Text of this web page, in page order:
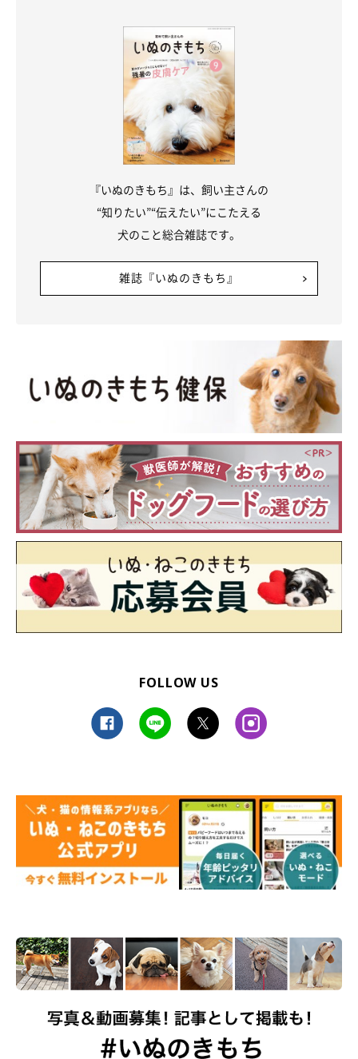
『いぬのきもち』は、飼い主さんの
“知りたい”“伝えたい”にこたえる
犬のこと総合雑誌です。
雑誌『いぬのきもち』
FOLLOW US